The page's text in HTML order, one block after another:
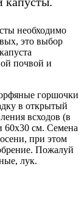
необходимо
это выбор
почвой и
горшочки
в открытый
всходов (в
60х30 см. Семена
при этом
Пожалуй
лук.